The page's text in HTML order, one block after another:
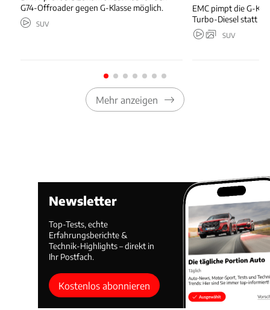
G74-Offroader gegen G-Klasse möglich.
SUV
EMC pimpt die G-
Turbo-Diesel statt
SUV
Mehr anzeigen
Newsletter
Top-Tests, echte
Erfahrungsberichte &
Technik-Highlights – direkt in
Ihr Postfach.
Kostenlos abonnieren